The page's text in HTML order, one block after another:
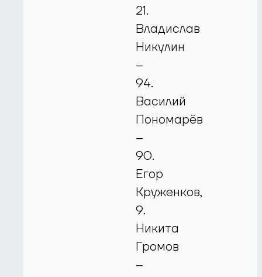
21.
Владислав
Никулин
–
94.
Василий
Пономарёв
–
90.
Егор
Круженков,
9.
Никита
Громов
–